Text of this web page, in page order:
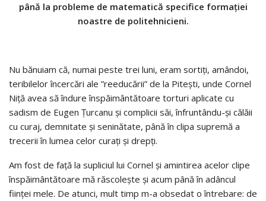
până la probleme de matematică specifice formației
noastre de politehnicieni.
Nu bănuiam că, numai peste trei luni, eram sortiți, amândoi,
teribilelor încercări ale ”reeducării” de la Pitești, unde Cornel
Niță avea să îndure înspăimântătoare torturi aplicate cu
sadism de Eugen Țurcanu și complicii săi, înfruntându-și călăii
cu curaj, demnitate și seninătate, până în clipa supremă a
trecerii în lumea celor curați și drepți.
Am fost de față la supliciul lui Cornel și amintirea acelor clipe
înspăimântătoare mă răscolește și acum până în adâncul
ființei mele. De atunci, mult timp m-a obsedat o întrebare: de